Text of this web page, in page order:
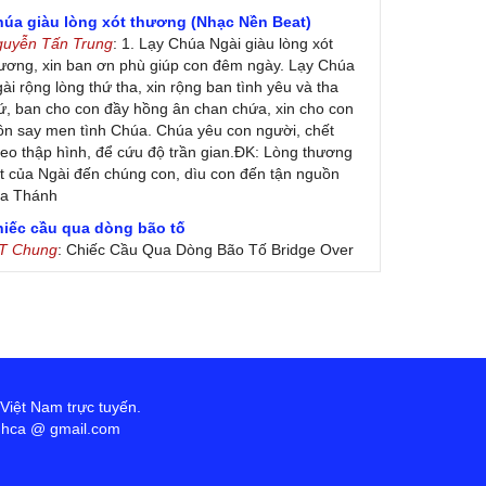
giàu lòng xót thương (Nhạc Nền Beat)
Tấn Trung: 1. Lạy Chúa Ngài giàu lòng xót
xin ban ơn phù giúp con đêm ngày. Lạy Chúa
rộng lòng thứ tha, xin rộng ban tình yêu và tha
ban cho con đầy hồng ân chan chứa, xin cho con
say men tình Chúa. Chúa yêu con người, chết
thập hình, để cứu độ trần gian.ĐK: Lòng thương
của Ngài đến chúng con, dìu con đến tận nguồn
Thánh
cầu qua dòng bão tố
Chung: Chiếc Cầu Qua Dòng Bão Tố Bridge Over
Water by Simon & Garfunkel (Released
ca dâng Mẹ
: xin lòi bài hat ,bai ca dang me.gia ân
Nam trực tuyến.
@ gmail.com